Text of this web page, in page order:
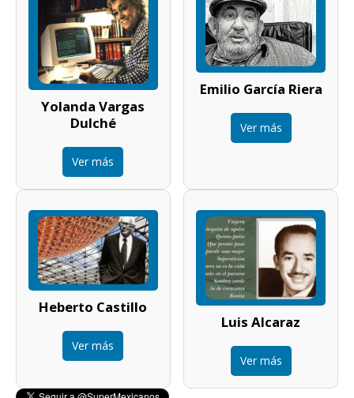
Yolanda Vargas
Dulché
Ver más
Emilio García Riera
Ver más
Heberto Castillo
Ver más
Luis Alcaraz
Ver más